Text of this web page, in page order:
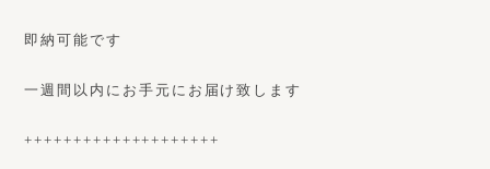
即納可能です
一週間以内にお手元にお届け致します
++++++++++++++++++++